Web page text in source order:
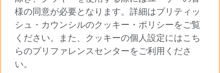
よくあるご質問
サイトマップ
様の同意が必要となります。詳細はブリティッ
シュ・カウンシルのクッキー・ポリシーをご覧
ください。また、クッキーの個人設定にはこち
らのプリファレンスセンターをご利用くださ
い。